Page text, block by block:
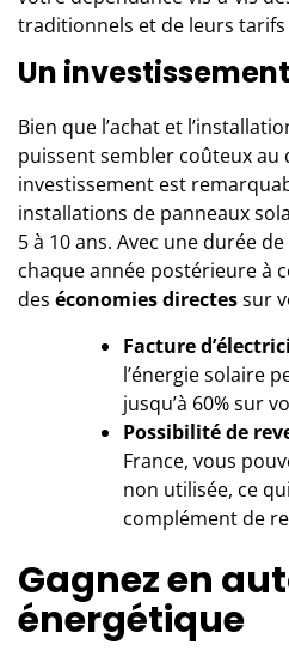
traditionnels et de leurs
Un
Bien que l’achat et
puissent sembler coûteux
investissement est
installations de panneaux
5 à 10 ans. Avec une durée
chaque année postérieure à
des économies directessur
Facture
l’énergie solaire
jusqu’à 60% sur
Possibilité de
France, vous
non utilisée, ce
complément de
Gagnez en
énergétique